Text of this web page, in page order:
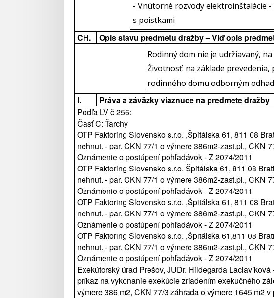
- Vnútorné rozvody elektroinštalácie
s poistkami
CH. Opis stavu predmetu dražby – Viď opis
Rodinný dom nie je udržiavaný,
Životnosť: na základe
rodinného domu odborným
I.
Práva a záväzky viaznuce na predmete dražby
Podľa LV č 256:
Časť C: Ťarchy
OTP Faktoring Slovensko s.r.o. ,Špitálska 61, 811 08
nehnut. - par. CKN 77/1 o výmere 386m2-zast.pl., CKN
Oznámenie o postúpení pohľadávok - Z 2074/2011
OTP Faktoring Slovensko s.r.o. Špitálska 61, 811 08
nehnut. - par. CKN 77/1 o výmere 386m2-zast.pl., CKN
Oznámenie o postúpení pohľadávok - Z 2074/2011
OTP Faktoring Slovensko s.r.o. ,Špitálska 61, 811 08
nehnut. - par. CKN 77/1 o výmere 386m2-zast.pl., CKN
Oznámenie o postúpení pohľadávok - Z 2074/2011
OTP Faktoring Slovensko s.r.o. ,Špitálska 61,811 08
nehnut. - par. CKN 77/1 o výmere 386m2-zast.pl., CKN
Oznámenie o postúpení pohľadávok - Z 2074/2011
Exekútorský úrad Prešov, JUDr. Hildegarda
príkaz na vykonanie exekúcie zriadením exekučného
výmere 386 m2, CKN 77/3 záhrada o výmere 1645 m2